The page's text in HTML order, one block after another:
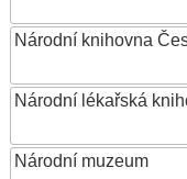
Národní knihovna
Národní lékařská
Národní muzeum